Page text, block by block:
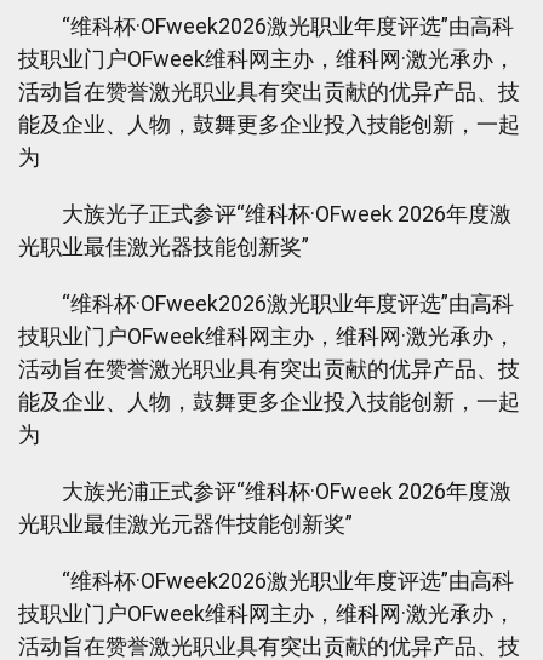
“维科杯·OFweek2026激光职业年度评选”由高科
技职业门户OFweek维科网主办，维科网·激光承办，
活动旨在赞誉激光职业具有突出贡献的优异产品、技
能及企业、人物，鼓舞更多企业投入技能创新，一起
为
大族光子正式参评“维科杯·OFweek 2026年度激
光职业最佳激光器技能创新奖”
“维科杯·OFweek2026激光职业年度评选”由高科
技职业门户OFweek维科网主办，维科网·激光承办，
活动旨在赞誉激光职业具有突出贡献的优异产品、技
能及企业、人物，鼓舞更多企业投入技能创新，一起
为
大族光浦正式参评“维科杯·OFweek 2026年度激
光职业最佳激光元器件技能创新奖”
“维科杯·OFweek2026激光职业年度评选”由高科
技职业门户OFweek维科网主办，维科网·激光承办，
活动旨在赞誉激光职业具有突出贡献的优异产品、技